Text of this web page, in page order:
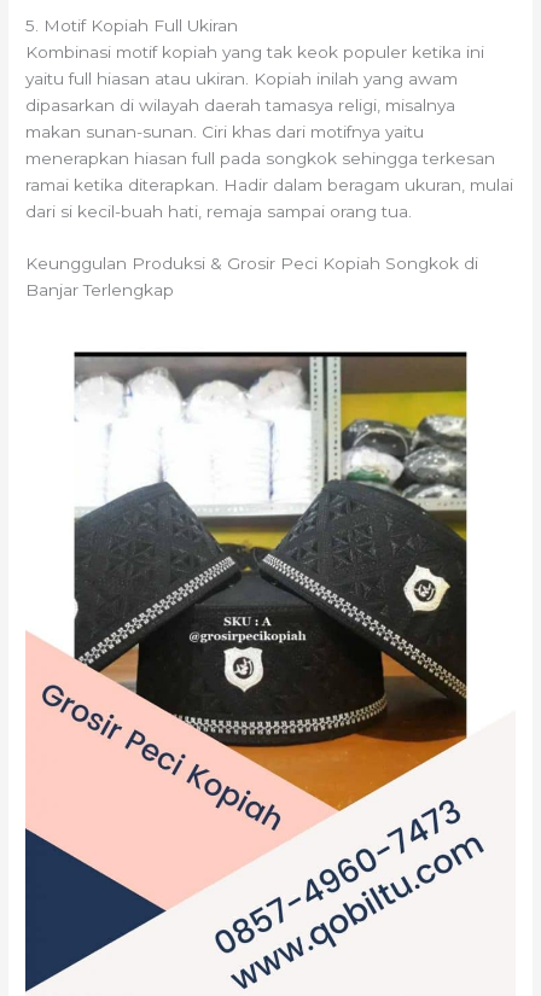
5. Motif Kopiah Full Ukiran
Kombinasi motif kopiah yang tak keok populer ketika ini
yaitu full hiasan atau ukiran. Kopiah inilah yang awam
dipasarkan di wilayah daerah tamasya religi, misalnya
makan sunan-sunan. Ciri khas dari motifnya yaitu
menerapkan hiasan full pada songkok sehingga terkesan
ramai ketika diterapkan. Hadir dalam beragam ukuran, mulai
dari si kecil-buah hati, remaja sampai orang tua.
Keunggulan Produksi & Grosir Peci Kopiah Songkok di
Banjar Terlengkap